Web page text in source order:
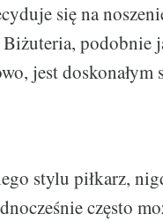
się na
podobnie
jest doskonałym
stylu piłkarz,
często